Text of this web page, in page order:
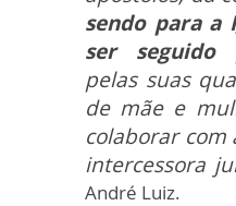
sendo para a
ser seguido
pelas suas
de mãe e
colaborar com
intercessora
André Luiz.